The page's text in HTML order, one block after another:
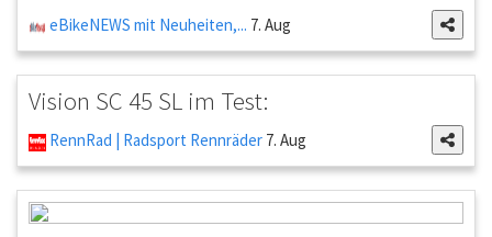
eBikeNEWS mit Neuheiten,... 7. Aug
Vision SC 45 SL im Test:
RennRad | Radsport Rennräder 7. Aug